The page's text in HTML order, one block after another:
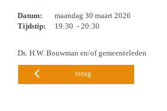
Datum:
maandag 30 maart 2026
Tijdstip:
19:30 - 20:30
Ds. H.W. Bouwman en/of gemeenteleden
terug